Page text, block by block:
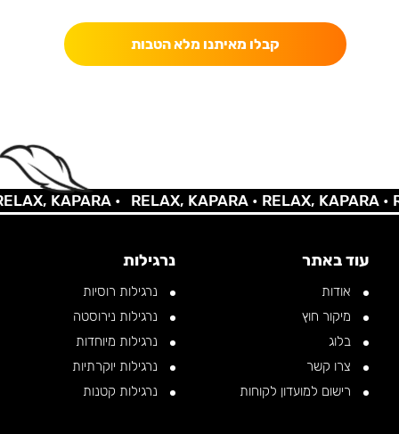
קבלו מאיתנו מלא הטבות
KAPARA • RELAX, KAPARA •RELAX, KAPARA •
עוד באתר
אודות
מיקור חוץ
בלוג
צרו קשר
רישום למועדון לקוחות
נרגילות
נרגילות רוסיות
נרגילות נירוסטה
נרגילות מיוחדות
נרגילות יוקרתיות
נרגילות קטנות